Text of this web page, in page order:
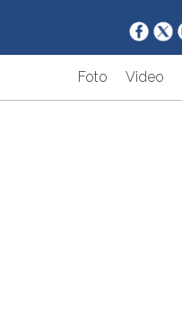
Foto Video